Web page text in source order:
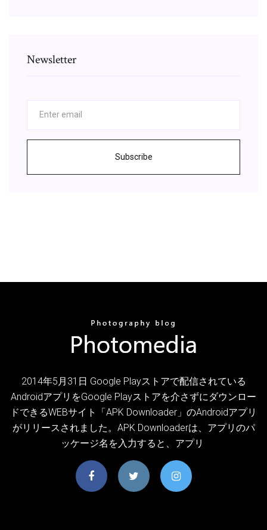
Newsletter
Subscribe
2014年5月31日 Google Playストアで配信されている
AndroidアプリをGoogle Playストアを介さずにダウンロー
ドできるWEBサイト「APK Downloader」のAndroidアプリ
がリリースされました。APK Downloaderは、アプリのパ
ッケージ名を入力すると、アプリ